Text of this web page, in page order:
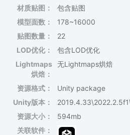
材质贴图：
包含贴图
模型面数：
178~16000
贴图数量：
22
LOD优化：
包含LOD优化
Lightmaps
烘焙：
无Lightmaps烘焙
资源格式：
Unity package
Unity版本：
资源大小：
594mb
关联软件：